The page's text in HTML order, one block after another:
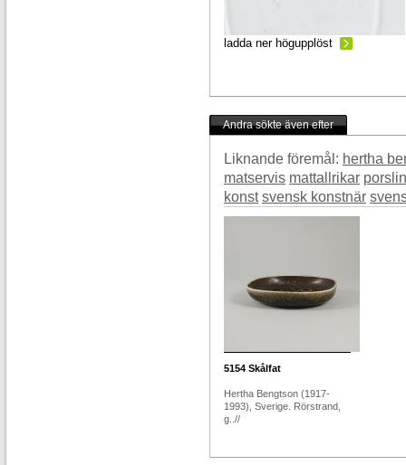
ladda ner högupplöst
Andra sökte även efter
Liknande föremål: hertha
matservis mattallrikar porslin
konst svensk konstnär
5154 Skålfat
Hertha Bengtson (1917-
1993), Sverige. Rörstrand,
g..//